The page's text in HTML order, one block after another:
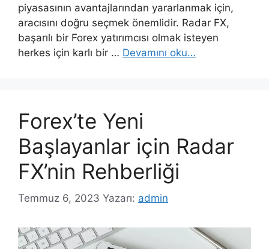
piyasasının avantajlarından yararlanmak için,
aracısını doğru seçmek önemlidir. Radar FX,
başarılı bir Forex yatırımcısı olmak isteyen
herkes için karlı bir … Devamını oku…
Forex’te Yeni
Başlayanlar için Radar
FX’nin Rehberliği
Temmuz 6, 2023 Yazarı: admin